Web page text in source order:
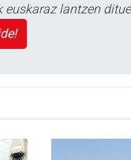
euskaraz lantzen